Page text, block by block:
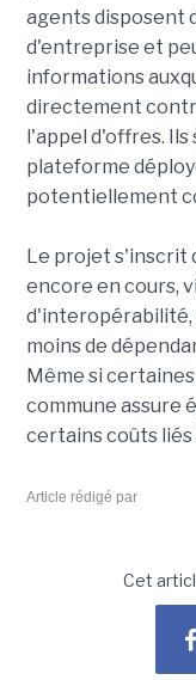
agents disposent
d'entreprise et
informations
directement
l'appel d'offres. Ils
plateforme
potentiellement
Le projet s'inscrit
encore en cours,
d'interopérabilité,
moins de
Même si
commune assure
certains coûts liés
Article rédigé par
Cet